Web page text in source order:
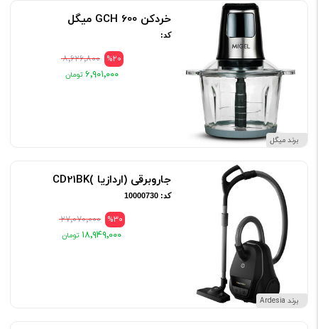
برند میگل
خردکن GCH 600 میگل
کد:
%20 ۸٬۶۲۶٬۸۰۰
۶٬۹۰۱٬۰۰۰
برند Ardesia
جاروبرقی (اردازیا )CD21BK
کد: 10000730
%30 ۲۷٬۰۷۰٬۰۰۰
۱۸٬۹۴۹٬۰۰۰